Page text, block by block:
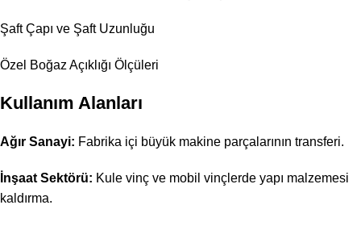
Şaft Çapı ve Şaft Uzunluğu
Özel Boğaz Açıklığı Ölçüleri
Kullanım Alanları
Ağır Sanayi: Fabrika içi büyük makine parçalarının transferi.
İnşaat Sektörü: Kule vinç ve mobil vinçlerde yapı malzemesi
kaldırma.